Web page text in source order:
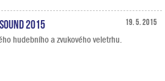
19. 5. 2015
2015
hudebního a zvukového veletrhu.